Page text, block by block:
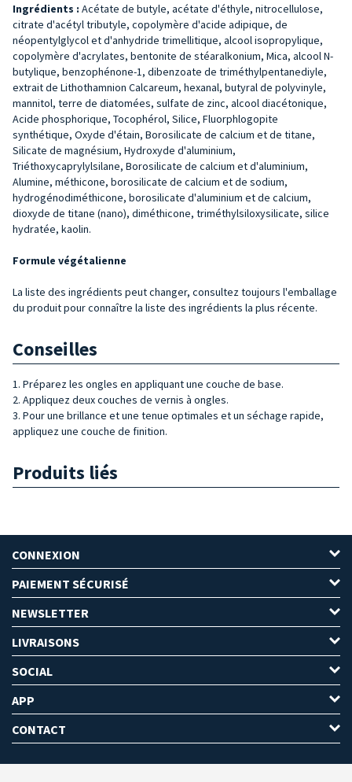
Ingrédients : Acétate de butyle, acétate d'éthyle, nitrocellulose,
citrate d'acétyl tributyle, copolymère d'acide adipique, de
néopentylglycol et d'anhydride trimellitique, alcool isopropylique,
copolymère d'acrylates, bentonite de stéaralkonium, Mica, alcool N-
butylique, benzophénone-1, dibenzoate de triméthylpentanediyle,
extrait de Lithothamnion Calcareum, hexanal, butyral de polyvinyle,
mannitol, terre de diatomées, sulfate de zinc, alcool diacétonique,
Acide phosphorique, Tocophérol, Silice, Fluorphlogopite
synthétique, Oxyde d'étain, Borosilicate de calcium et de titane,
Silicate de magnésium, Hydroxyde d'aluminium,
Triéthoxycaprylylsilane, Borosilicate de calcium et d'aluminium,
Alumine, méthicone, borosilicate de calcium et de sodium,
hydrogénodiméthicone, borosilicate d'aluminium et de calcium,
dioxyde de titane (nano), diméthicone, triméthylsiloxysilicate, silice
hydratée, kaolin.
Formule végétalienne
La liste des ingrédients peut changer, consultez toujours l'emballage
du produit pour connaître la liste des ingrédients la plus récente.
Conseilles
1. Préparez les ongles en appliquant une couche de base.
2. Appliquez deux couches de vernis à ongles.
3. Pour une brillance et une tenue optimales et un séchage rapide,
appliquez une couche de finition.
Produits liés
CONNEXION
PAIEMENT SÉCURISÉ
NEWSLETTER
LIVRAISONS
SOCIAL
APP
CONTACT